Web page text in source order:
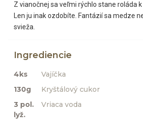
Z vianočnej sa veľmi rýchlo stane roláda k
Len ju inak ozdobíte. Fantázií sa medze
svieža.
Ingrediencie
4ks
Vajíčka
130g
Kryštálový cukor
3 pol.
lyž.
Vriaca voda